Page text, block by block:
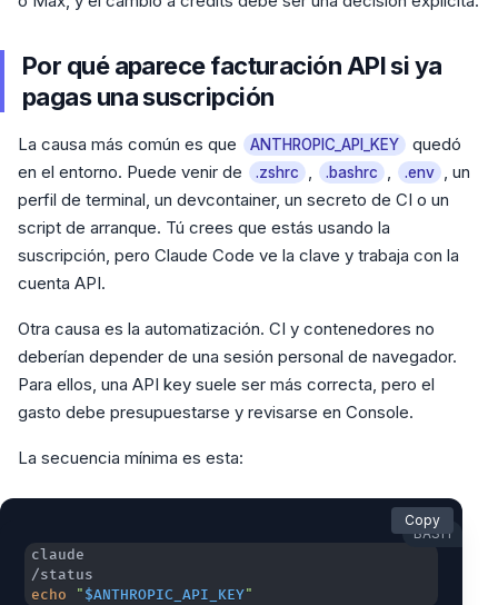
Por qué aparece facturación API si ya
pagas una suscripción
La causa más común es que ANTHROPIC_API_KEY
quedó
en el entorno. Puede venir de
.zshrc , .bashrc , .env , un
perfil de terminal, un devcontainer, un secreto de CI o un
script de arranque. Tú crees que estás usando la
suscripción, pero Claude Code ve la clave y trabaja con la
cuenta API.
Otra causa es la automatización. CI y contenedores no
deberían depender de una sesión personal de navegador.
Para ellos, una API key suele ser más correcta, pero el
gasto debe presupuestarse y revisarse en Console.
La secuencia mínima es esta:
BASH
echo
"$ANTHROPIC_API_KEY"
Copy